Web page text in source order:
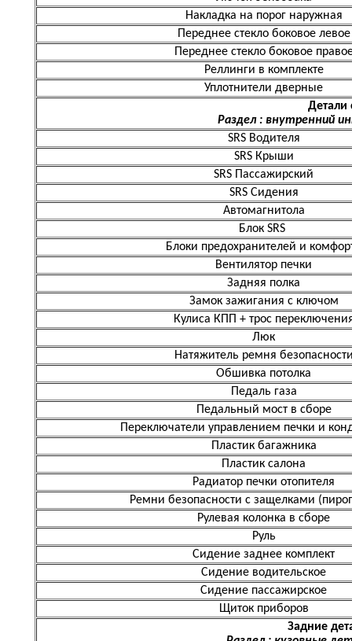
Накладка на порог наружная
Переднее стекло боковое левое
Переднее стекло боковое
Реллинги в комплекте
Уплотнители дверные
Детали
Раздел : внутренний
SRS Водителя
SRS Крыши
SRS Пассажирский
SRS Сидения
Автомагнитола
Блок SRS
Блоки предохранителей и
Вентилятор печки
Задняя полка
Замок зажигания с ключом
Кулиса КПП + трос
Люк
Натяжитель ремня
Обшивка потолка
Педаль газа
Педальный мост в сборе
Переключатели управлением печки и
Пластик багажника
Пластик салона
Радиатор печки отопителя
Ремни безопасности с защелками
Рулевая колонка в сборе
Руль
Сидение заднее комплект
Сидение водительское
Сидение пассажирское
Щиток приборов
Задние